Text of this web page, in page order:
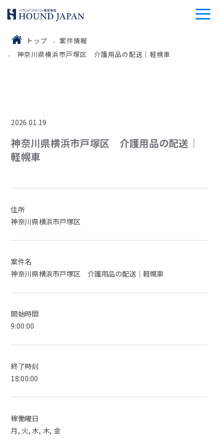
トップ
案件情報
神奈川県横浜市戸塚区 介護用品の配送｜軽幌車
2026.01.19
神奈川県横浜市戸塚区 介護用品の配送｜
軽幌車
住所
神奈川県横浜市戸塚区
案件名
神奈川県横浜市戸塚区 介護用品の配送｜軽幌車
開始時間
9:00:00
終了時刻
18:00:00
稼働曜日
月, 火, 水, 木, 金